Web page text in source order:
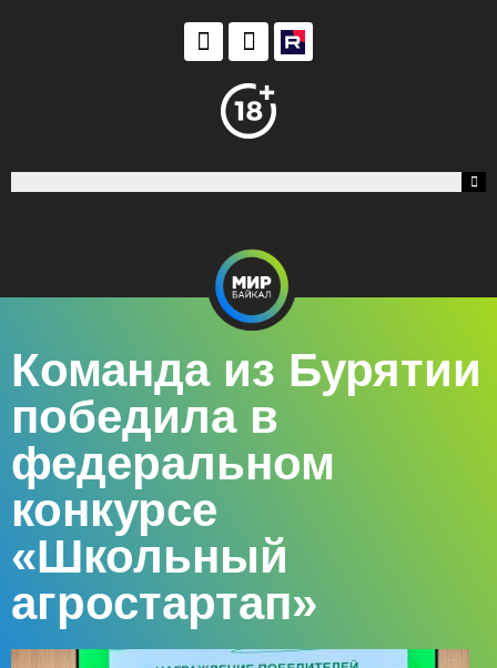
Команда из Бурятии
победила в
федеральном
конкурсе
«Школьный
агростартап»